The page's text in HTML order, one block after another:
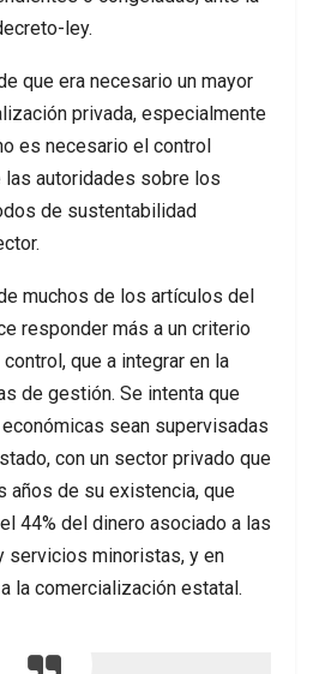
ley.
que era necesario un mayor
privada, especialmente
es necesario el control
autoridades sobre los
de sustentabilidad
muchos de los artículos del
responder más a un criterio
que a integrar en la
de gestión. Se intenta que
sean supervisadas
con un sector privado que
años de su existencia, que
44% del dinero asociado a las
servicios minoristas, y en
la comercialización estatal.